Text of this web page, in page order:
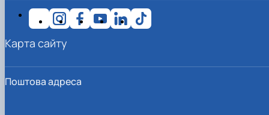
Поштова адреса
Карта сайту